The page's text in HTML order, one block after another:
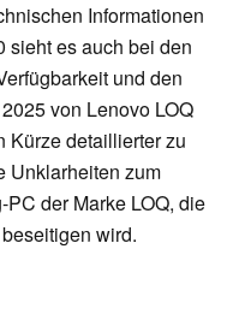
Informationen
sieht es auch bei den
und den
von Lenovo LOQ
Kürze detaillierter zu
Unklarheiten zum
der Marke LOQ, die
wird.